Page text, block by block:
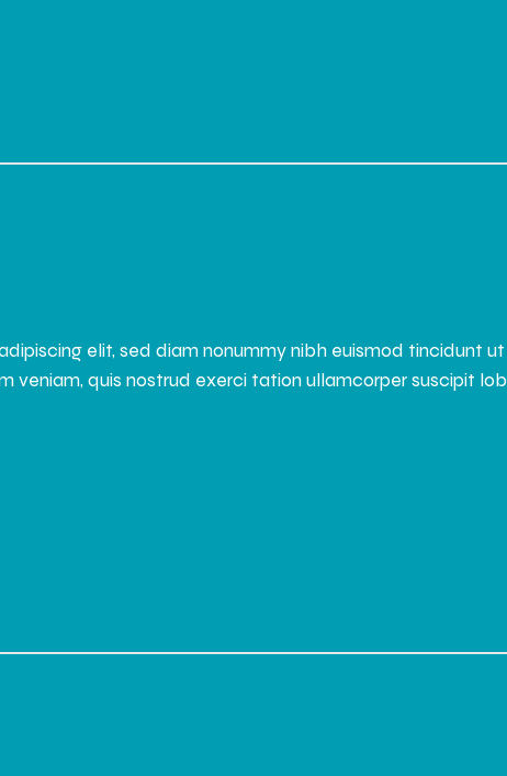
elit, sed diam nonummy nibh euismod tincidunt
veniam, quis nostrud exerci tation ullamcorper suscipit